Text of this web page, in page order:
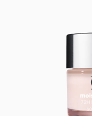
Makeup-Entferner
Hand & Körperpflege